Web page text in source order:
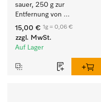
sauer, 250 g zur
Entfernung von
hartnäckigen
Kalkablagerungen.
15,00 € 1g = 0,06 €
zzgl. MwSt.
Auf Lager